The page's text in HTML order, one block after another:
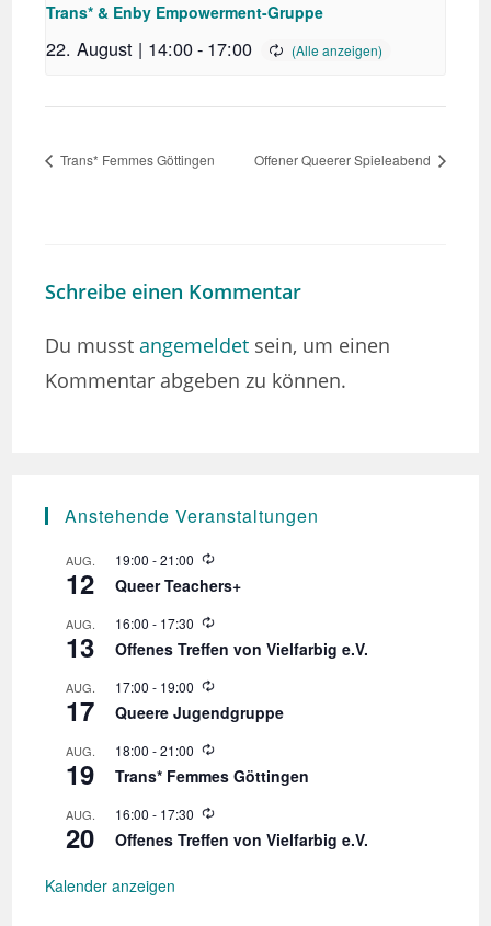
Trans* & Enby Empowerment-Gruppe
22. August | 14:00- 17:00
Trans* Femmes Göttingen Offener Queerer Spieleabend
Schreibe einen Kommentar
Du musstangemeldet sein, um einen
Kommentar abgeben zu können.
Anstehende Veranstaltungen
AUG.
12
19:00 -21:00
W
e
e
r
o
u
g
Queer Teachers+
AUG.
13
16:00 - 17:30
W
e
e
r
o
u
g
Offenes Treffen von Vielfarbig e.V.
AUG.
17
17:00 - 19:00
W
e
e
r
o
u
Queere Jugendgruppe
AUG.
19
18:00 -21:00
W
e
e
r
Trans* Femmes Göttingen
AUG.
20
16:00 - 17:30
W
e
Offenes Treffen von Vielfarbig e.V.
Kalender anzeigen